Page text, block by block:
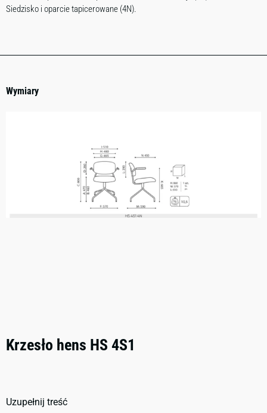
Siedzisko i oparcie tapicerowane (4N).
Wymiary
Krzesło hens HS 4S1
Uzupełnij treść